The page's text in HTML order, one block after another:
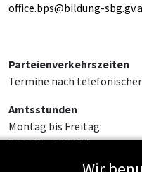
office.bps@bildung-
Parteienverkehrszeiten
Termine nach
Amtsstunden
Montag bis Freitag:
08:00 bis 12:00 Uhr